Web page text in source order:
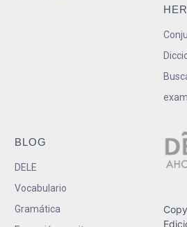
BLOG
DELE
Vocabulario
Gramática